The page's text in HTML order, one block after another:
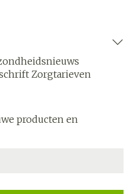
Zorgtarieven
producten en